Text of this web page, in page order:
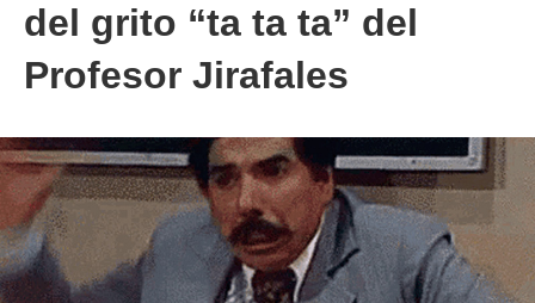
del grito “ta ta ta” del
Profesor Jirafales